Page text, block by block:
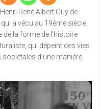
René Albert Guy de
a vécu au 19ème siècle
la forme de l’histoire
qui dépeint des vies
d’une manière